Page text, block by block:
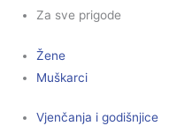
Za sve prigode
Žene
Muškarci
Vjenčanja i godišnjice